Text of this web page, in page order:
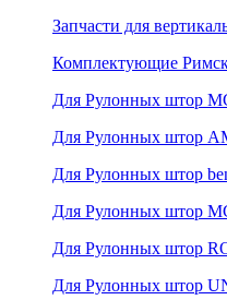
Запчасти для
Комплектующие
Для Рулонных штор
Для Рулонных штор
Для Рулонных штор
Для Рулонных штор
Для Рулонных штор
Для Рулонных штор